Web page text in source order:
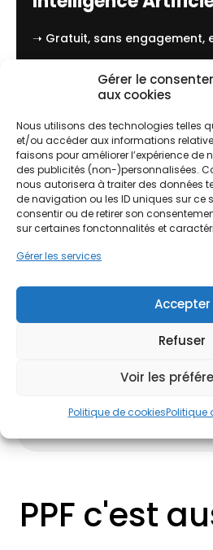
Gérer le
aux cookies
Nous utilisons des technologies telles
et/ou accéder aux informations
faisons pour améliorer l’expérience
des publicités (non-)personnalisées.
nous autorisera à traiter des données
de navigation ou les ID uniques sur ce
consentir ou de retirer son
sur certaines fonctonnalités et
Gérer les services
Accepter
Refuser
Voir les
Politique de cookiesPolitique
➝ Gratuit, sans engagement,
J'évalue !
Comment ça
01
Nous réalisons un diagnostic
qui permet
PPF c'est